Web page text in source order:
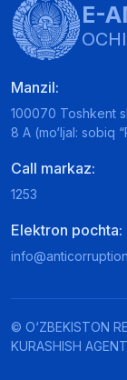
E-
Manzil:
100070 Toshkent
8 A (mo‘ljal: sobiq
Call markaz:
1253
Elektron pochta:
© O‘ZBEKISTON
KURASHISH